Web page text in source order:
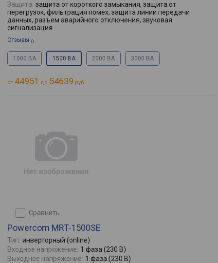
Защита: защита от короткого замыкания, защита от
перегрузок, фильтрация помех, защита линии передачи
данных, разъем аварийного отключения, звуковая
сигнализация
Отзывы 0
1000 ВА 1500 ВА 2000 ВА 3000 ВА
от 44951 до 54639 руб.
сравнить
Powercom MRT-1500SE
Тип: инверторный (online)
Входное напряжение: 1 фаза (230 В)
Выходное напряжение: 1 фаза (230 В)